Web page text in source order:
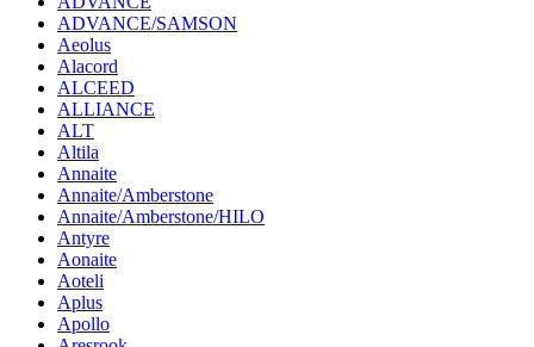
ADVANCE/SAMSON
Aeolus
Alacord
ALCEED
ALLIANCE
ALT
Altila
Annaite
Annaite/Amberstone
Annaite/Amberstone/HILO
Antyre
Aonaite
Aoteli
Aplus
Apollo